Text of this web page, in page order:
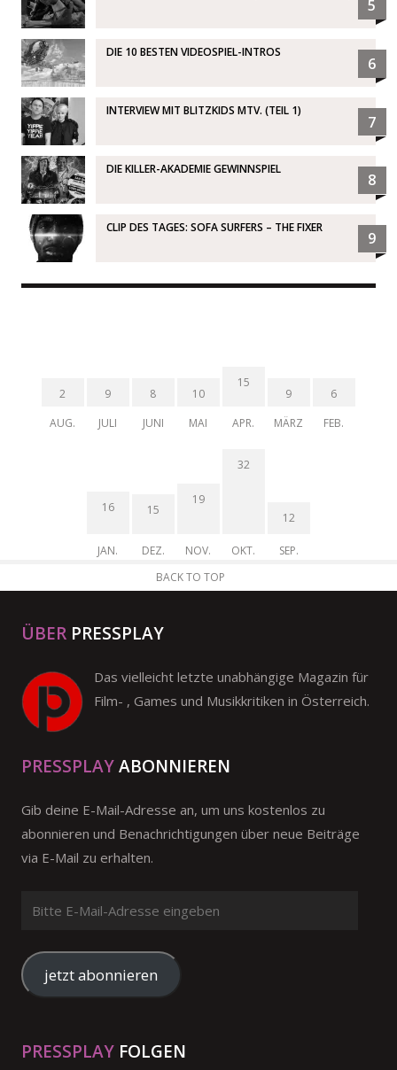
5
DIE 10 BESTEN VIDEOSPIEL-INTROS
6
INTERVIEW MIT BLITZKIDS MTV. (TEIL 1)
7
DIE KILLER-AKADEMIE GEWINNSPIEL
8
CLIP DES TAGES: SOFA SURFERS – THE FIXER
9
2
AUG.
9
JULI
8
JUNI
10
MAI
15
APR.
9
MÄRZ
6
FEB.
16
JAN.
15
DEZ.
19
NOV.
32
OKT.
12
SEP.
BACK TO TOP
ÜBER PRESSPLAY
Das vielleicht letzte unabhängige Magazin für
Film- , Games und Musikkritiken in Österreich.
PRESSPLAYABONNIEREN
Gib deine E-Mail-Adresse an, um uns kostenlos zu
abonnieren und Benachrichtigungen über neue Beiträge
via E-Mail zu erhalten.
Mail-
Adresse
eingeben
jetzt abonnieren
PRESSPLAY FOLGEN